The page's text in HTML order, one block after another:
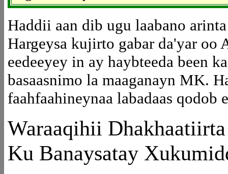
Haddii aan dib ugu laabano
Hargeysa kujirto gabar da'yar oo
eedeeyey in ay haybteeda been
basaasnimo la maaganayn MK.
faahfaahineynaa labadaas qodob
Waraaqihii
Ku Banaysatay